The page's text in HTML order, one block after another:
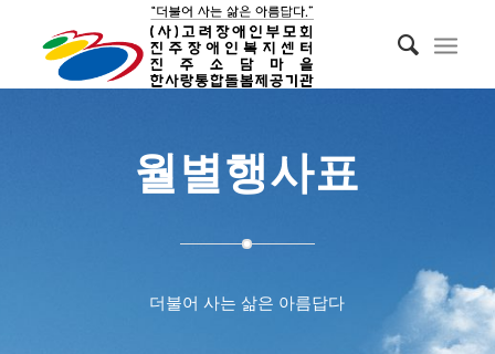
월별행사표
더불어 사는 삶은 아름답다